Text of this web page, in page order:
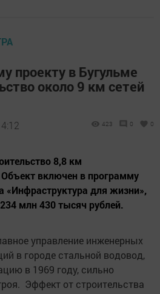
проекту в Бугульме
около 9 км сетей
423 0 0
8,8 км
включен в программу
«Инфраструктура для жизни»,
млн 430 тысяч рублей.
управление инженерных
в городе стальной водовод,
в 1969 году, сильно
Эффект от строительства